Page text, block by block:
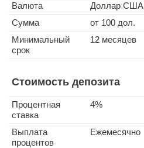
Валюта
Доллар США
Сумма
от 100 дол.
Минимальный
срок
12 месяцев
Стоимость депозита
Процентная
ставка
4%
Выплата
процентов
Ежемесячно